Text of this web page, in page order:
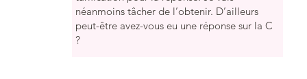
néanmoins tâcher de l’obtenir. D’ailleurs
peut-être avez-vous eu une réponse sur la C
?